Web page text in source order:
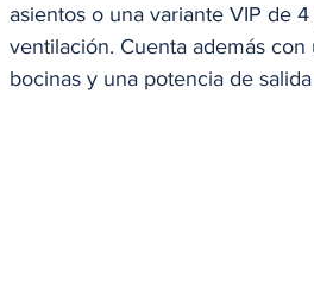
asientos o una variante VIP de
ventilación. Cuenta además
bocinas y una potencia de